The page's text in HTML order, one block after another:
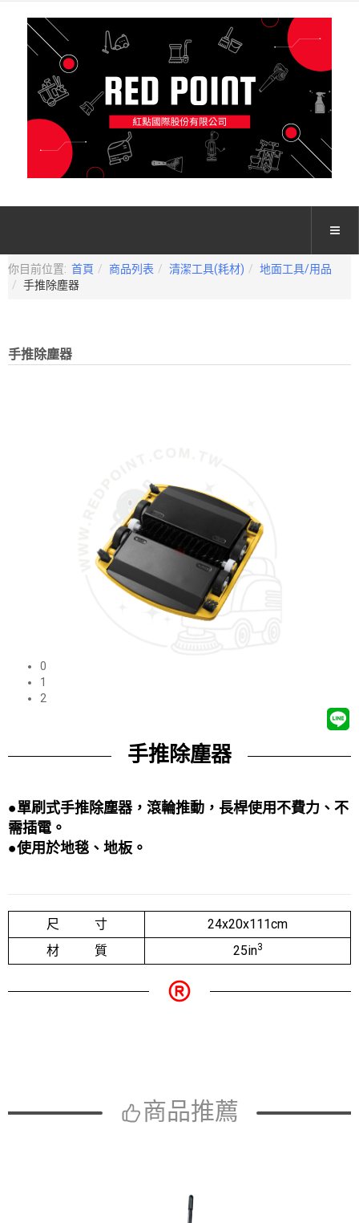
你目前位置: 首頁 商品列表 清潔工具(耗材)
地面工具/用品
手推除塵器
手推除塵器
0
1
2
手推除塵器
●單刷式手推除塵器，滾輪推動，長桿使用不費力、不
需插電。
●使用於地毯、地板。
尺 寸
24x20x111cm
材 質
25in3
商品推薦